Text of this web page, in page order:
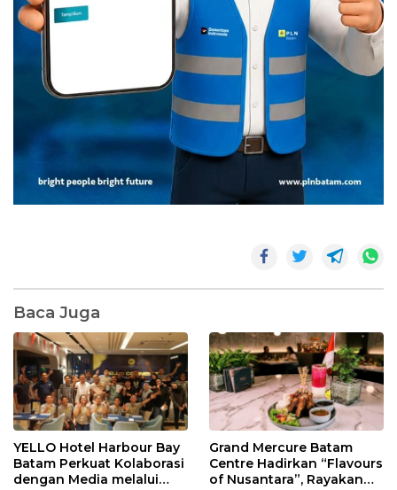
Baca Juga
YELLO Hotel Harbour Bay
Batam Perkuat Kolaborasi
dengan Media melalui
Grand Mercure Batam
Centre Hadirkan “Flavours
of Nusantara”, Rayakan